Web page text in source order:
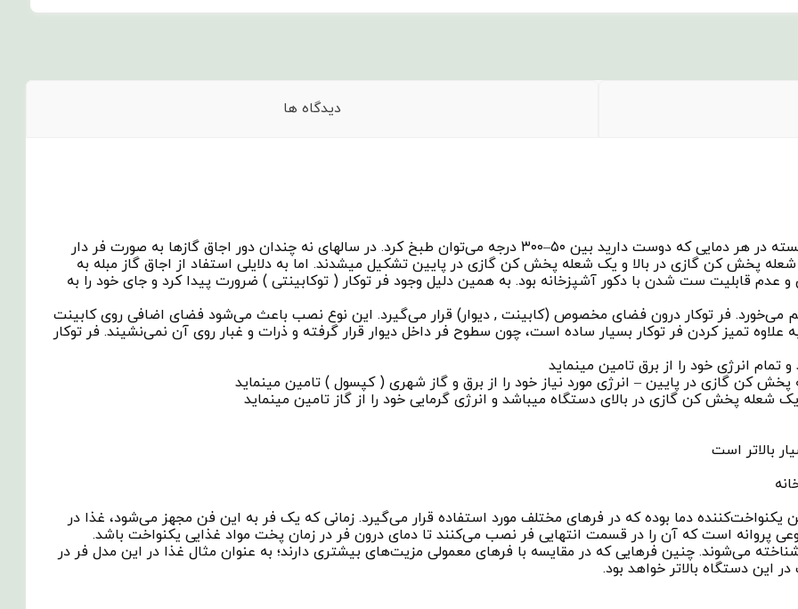
دیدگاه ها
فر توکار به دستگاهی گفته می‌شود در آن غذا را در حالت بسته در هر دمایی که دوست دارید بین ۵۰–۳۰۰ درجه می‌توان طبخ کرد. در سالهای نه چندان دور اجاق گازها به صورت فر دار
پخش کن گازی در بالا و یک شعله پخش کن گازی در پایین تشکیل میشدند. اما به دلایلی استفاد از اجاق گاز مبله به
قابلیت ست شدن با دکور آشپزخانه بود. به همین دلیل وجود فر توکار ( توکابینتی ) ضرورت پیدا کرد و جای خود را به
می‌خورد. فر توکار درون فضای مخصوص (کابینت , دیوار) قرار می‌گیرد. این نوع نصب باعث می‌شود فضای اضافی روی کابینت
تمیز کردن فر توکار بسیار ساده است، چون سطوح فر داخل دیوار قرار گرفته و ذرات و غبار روی آن نمی‌نشیند. فر توکار
تمام انرژی خود را از برق تامین مینماید
پخش کن گازی در پایین – انرژی مورد نیاز خود را از برق و گاز شهری ( کپسول ) تامین مینماید
پخش کن گازی در بالای دستگاه میباشد و انرژی گرمایی خود را از گاز تامین مینماید
بالاتر است
دما بوده که در فرهای مختلف مورد استفاده قرار می‌گیرد. زمانی که یک فر به این فن مجهز می‌شود، غذا در
پروانه است که آن را در قسمت انتهایی فر نصب می‌کنند تا دمای درون فر در زمان پخت مواد غذایی یکنواخت باشد.
می‌شوند. چنین فرهایی که در مقایسه با فرهای معمولی مزیت‌های بیشتری دارند؛ به عنوان مثال غذا در این مدل فر در
این دستگاه بالاتر خواهد بود.